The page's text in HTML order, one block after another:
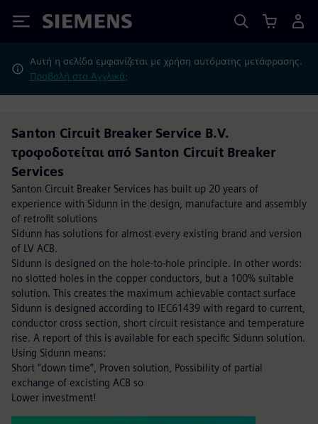
Siemens
Αυτή η σελίδα εμφανίζεται με χρήση αυτόματης μετάφρασης.
Προβολή στα Αγγλικά;
Santon Circuit Breaker Service B.V.
τροφοδοτείται από Santon Circuit Breaker
Services
Santon Circuit Breaker Services has built up 20 years of
experience with Sidunn in the design, manufacture and assembly
of retrofit solutions
Sidunn has solutions for almost every existing brand and version
of LV ACB.
Sidunn is designed on the hole-to-hole principle. In other words:
no slotted holes in the copper conductors, but a 100% suitable
solution. This creates the maximum achievable contact surface
Sidunn is designed according to IEC61439 with regard to current,
conductor cross section, short circuit resistance and temperature
rise. A report of this is available for each specific Sidunn solution.
Using Sidunn means:
Short “down time”, Proven solution, Possibility of partial
exchange of excisting ACB so
Lower investment!